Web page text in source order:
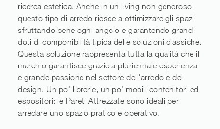
ricerca estetica. Anche in un living non generoso,
questo tipo di arredo riesce a ottimizzare gli spazi
sfruttando bene ogni angolo e garantendo grandi
doti di componibilità tipica delle soluzioni classiche.
Questa soluzione rappresenta tutta la qualità che il
marchio garantisce grazie a pluriennale esperienza
e grande passione nel settore dell'arredo e del
design. Un po’ librerie, un po’ mobili contenitori ed
espositori: le Pareti Attrezzate sono ideali per
arredare uno spazio pratico e operativo.